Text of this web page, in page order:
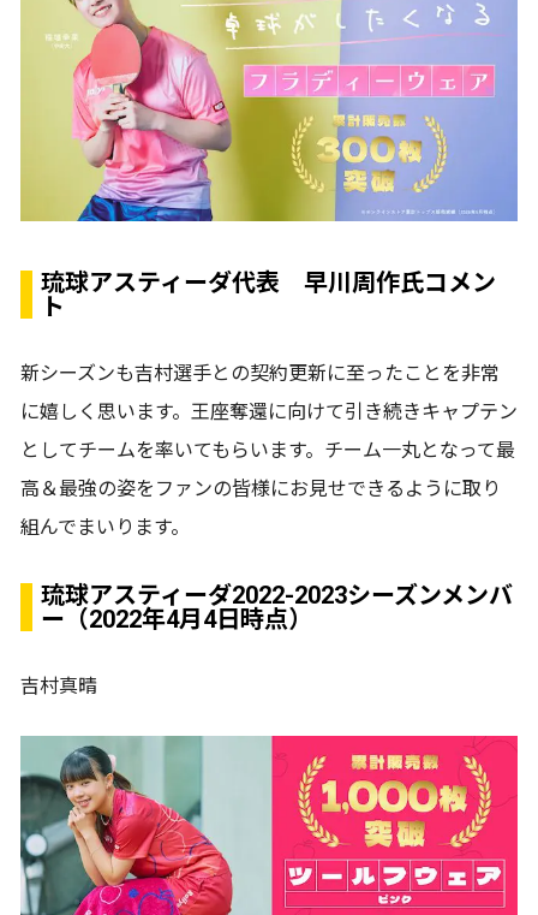
琉球アスティーダ代表 早川周作氏コメン
ト
新シーズンも吉村選手との契約更新に至ったことを非常
に嬉しく思います。王座奪還に向けて引き続きキャプテン
としてチームを率いてもらいます。チーム一丸となって最
高＆最強の姿をファンの皆様にお見せできるように取り
組んでまいります。
琉球アスティーダ2022-2023シーズンメンバ
ー（2022年4月4日時点）
吉村真晴